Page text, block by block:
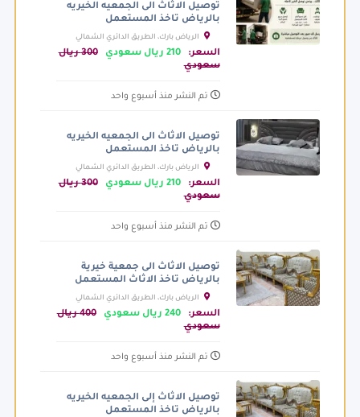
توصيل الاثاث الى الجمعيه الخيريه
بالرياض تاخذ المستعمل
الرياض بارك، الطريق الدائري الشمالي
الفرعي، الرياض السعودية
السعر: 210 ريال سعودي
300 ريال
سعودي
تم النشر منذ أسبوع واحد
توصيل الاثاث الى الجمعيه الخيريه
بالرياض تاخذ المستعمل
الرياض بارك، الطريق الدائري الشمالي
الفرعي، الرياض السعودية
السعر: 210 ريال سعودي
300 ريال
سعودي
تم النشر منذ أسبوع واحد
توصيل الاثاث الى جمعية خيرية
بالرياض تاخذ الاثاث المستعمل
الرياض بارك، الطريق الدائري الشمالي
الفرعي، الرياض السعودية
السعر: 240 ريال سعودي
400 ريال
سعودي
تم النشر منذ أسبوع واحد
توصيل الاثاث إلى الجمعيه الخيريه
بالرياض تاخذ المستعمل